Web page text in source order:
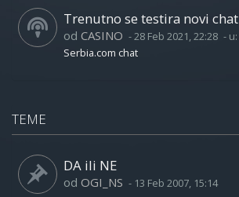
Trenutno se testira novi chat
od CASINO -28 Feb 2021, 22:28 - u:
Serbia.com chat
TEME
DA ili NE
od OGI_NS - 13 Feb 2007, 15:14